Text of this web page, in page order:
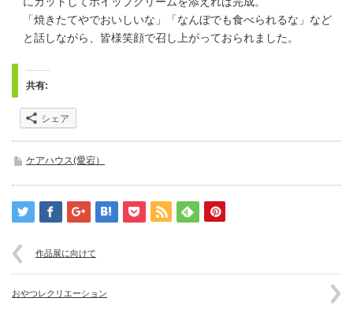
「焼きたてやでおいしいな」「なんぼでも食べられるな」など
と話しながら、皆様笑顔で召し上がっておられました。
共有:
シェア
ケアハウス(愛宕）
作品展に向けて
おやつレクリエーション